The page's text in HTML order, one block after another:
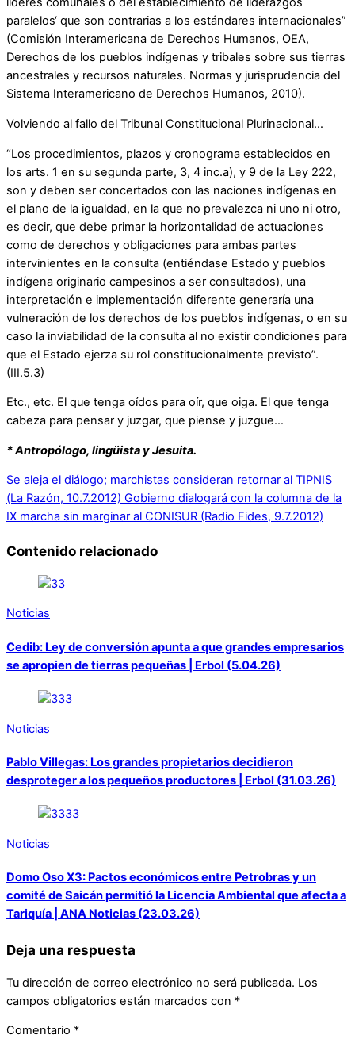
paralelos‘ que son contrarias a los estándares internacionales”
(Comisión Interamericana de Derechos Humanos, OEA,
Derechos de los pueblos indígenas y tribales sobre sus tierras
ancestrales y recursos naturales. Normas y jurisprudencia del
Sistema Interamericano de Derechos Humanos, 2010).
Volviendo al fallo del Tribunal Constitucional Plurinacional…
“Los procedimientos, plazos y cronograma establecidos en
los arts. 1 en su segunda parte, 3, 4 inc.a), y 9 de la Ley 222,
son y deben ser concertados con las naciones indígenas en
el plano de la igualdad, en la que no prevalezca ni uno ni otro,
es decir, que debe primar la horizontalidad de actuaciones
como de derechos y obligaciones para ambas partes
intervinientes en la consulta (entiéndase Estado y pueblos
indígena originario campesinos a ser consultados), una
interpretación e implementación diferente generaría una
vulneración de los derechos de los pueblos indígenas, o en su
caso la inviabilidad de la consulta al no existir condiciones para
que el Estado ejerza su rol constitucionalmente previsto”.
(III.5.3)
Etc., etc. El que tenga oídos para oír, que oiga. El que tenga
cabeza para pensar y juzgar, que piense y juzgue…
* Antropólogo, lingüista y Jesuita.
Se aleja el diálogo; marchistas consideran retornar al TIPNIS
(La Razón, 10.7.2012) Gobierno dialogará con la columna de la
IX marcha sin marginar al CONISUR (Radio Fides, 9.7.2012)
Contenido relacionado
Noticias
Cedib: Ley de conversión apunta a que grandes empresarios
se apropien de tierras pequeñas | Erbol (5.04.26)
Noticias
Pablo Villegas: Los grandes propietarios decidieron
desproteger a los pequeños productores | Erbol (31.03.26)
Noticias
Domo Oso X3: Pactos económicos entre Petrobras y un
comité de Saicán permitió la Licencia Ambiental que afecta a
Tariquía | ANA Noticias (23.03.26)
Deja una respuesta
Tu dirección de correo electrónico no será publicada. Los
campos obligatorios están marcados con *
Comentario *